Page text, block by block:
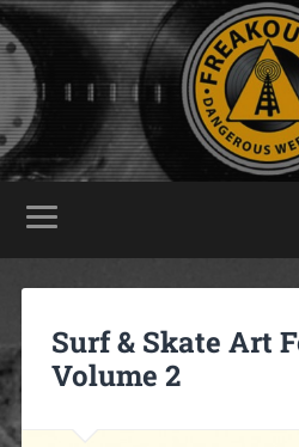
Surf & Skate Art
Volume 2